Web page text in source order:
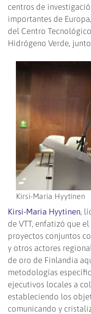
centros de
importantes de
del Centro
Hidrógeno Verde,
Kirsi-Maria Hyytinen
Kirsi-Maria Hyytinen,
de VTT, enfatizó que
proyectos conjuntos
y otros actores
de oro de Finlandia
metodologías
ejecutivos locales a
estableciendo los
comunicando y